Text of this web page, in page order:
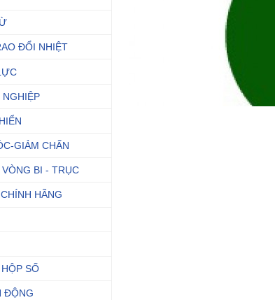
ĐỔI NHIỆT
GIẢM CHẤN
BI - TRỤC
HÃNG
SỐ
ĐỘNG